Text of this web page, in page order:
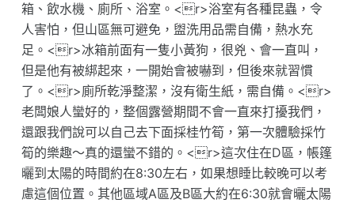
箱、飲水機、廁所、浴室。<r>浴室有各種昆蟲，令
人害怕，但山區無可避免，盥洗用品需自備，熱水充
足。<r>冰箱前面有一隻小黃狗，很兇、會一直叫，
但是他有被綁起來，一開始會被嚇到，但後來就習慣
了。<r>廁所乾淨整潔，沒有衛生紙，需自備。<r>
老闆娘人蠻好的，整個露營期間不會一直來打擾我們，
還跟我們說可以自己去下面採桂竹筍，第一次體驗採竹
筍的樂趣～真的還蠻不錯的。<r>這次住在D區，帳篷
曬到太陽的時間約在8:30左右，如果想睡比較晚可以考
慮這個位置。其他區域A區及B區大約在6:30就會曬太陽